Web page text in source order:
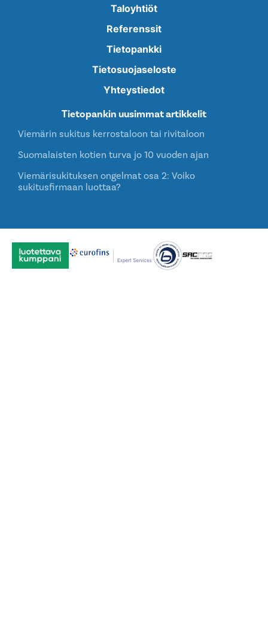
Taloyhtiöt
Referenssit
Tietopankki
Tietosuojaseloste
Yhteystiedot
Tietopankin uusimmat artikkelit
Viemärin sukitus kerrostaloon tai rivitaloon
Suomalaisten kotien turva jo 10 vuoden ajan
Viemärisukituksen ongelmat osa 2: Voiko
sukitusfirmaan luottaa?